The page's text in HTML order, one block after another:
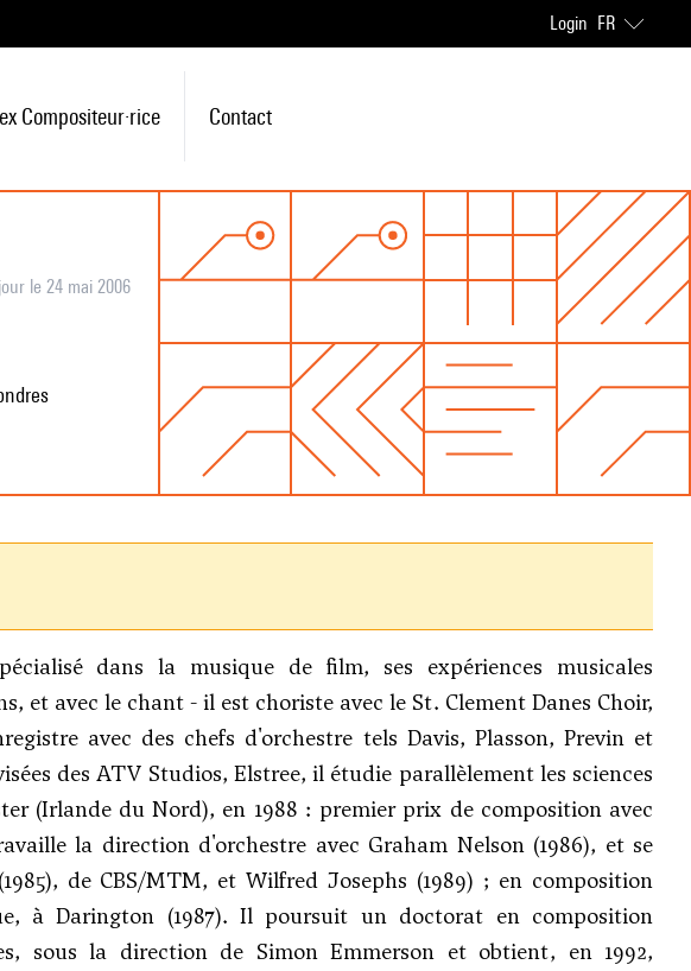
Login FR
Compositeur·rice Contact
le 24 mai 2006
dans la musique de film, ses expériences musicales
et avec le chant - il est choriste avec le St. Clement Danes Choir,
avec des chefs d'orchestre tels Davis, Plasson, Previn et
des ATV Studios, Elstree, il étudie parallèlement les sciences
(Irlande du Nord), en 1988 : premier prix de composition avec
la direction d'orchestre avec Graham Nelson (1986), et se
de CBS/MTM, et Wilfred Josephs (1989) ; en composition
à Darington (1987). Il poursuit un doctorat en composition
sous la direction de Simon Emmerson et obtient, en 1992,